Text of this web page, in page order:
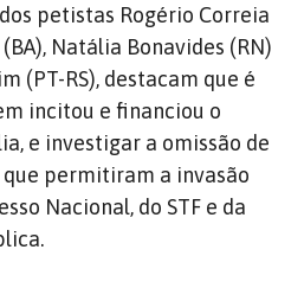
petistas Rogério Correia
Natália Bonavides (RN)
(PT-RS), destacam que é
incitou e financiou o
e investigar a omissão de
permitiram a invasão
Nacional, do STF e da